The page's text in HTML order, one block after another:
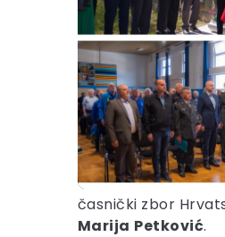
časnički zbor
Marija Petković.